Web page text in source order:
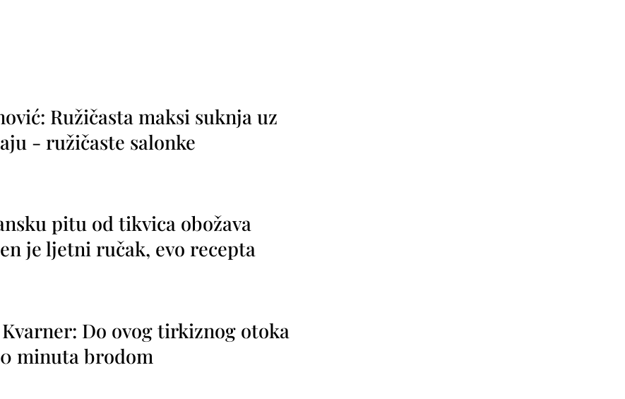
Ružičasta maksi suknja uz
- ružičaste salonke
pitu od tikvica obožava
je ljetni ručak, evo recepta
Do ovog tirkiznog otoka
minuta brodom